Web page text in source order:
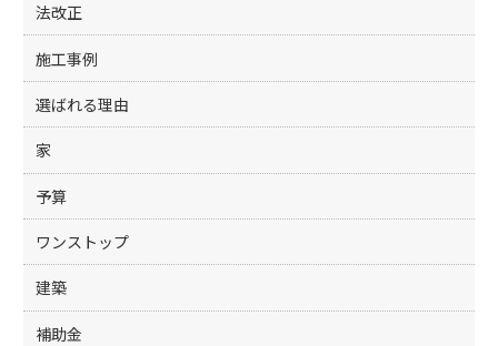
法改正
施工事例
選ばれる理由
家
予算
ワンストップ
建築
補助金